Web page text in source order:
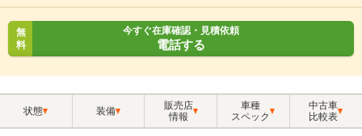
無
料
今すぐ在庫確認・見積依頼
電話する
状態 装備
販売店
情報
車種
スペック
中古車
比較表